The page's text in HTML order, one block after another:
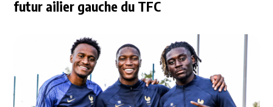
futur ailier gauche du TFC